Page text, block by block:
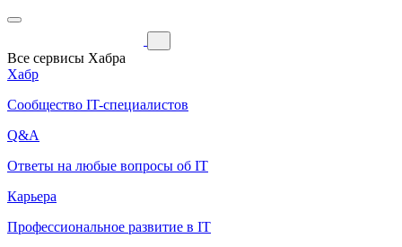
Все сервисы Хабра
Хабр
Сообщество IT-специалистов
Q&A
Ответы на любые вопросы об IT
Карьера
Профессиональное развитие в IT